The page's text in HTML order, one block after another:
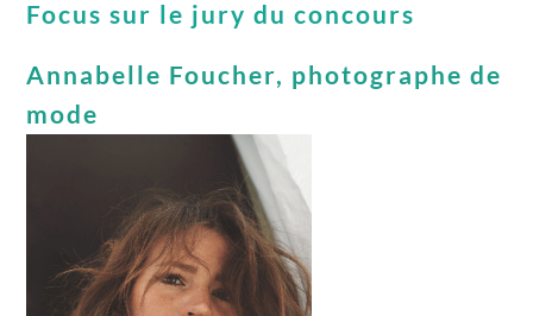
Focus sur le jury du concours
​​Annabelle Foucher, photographe de
mode